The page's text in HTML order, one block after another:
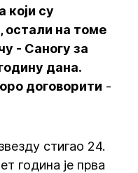
који су
остали на томе
- Саногу за
дана.
договорити -
стигао 24.
година је прва